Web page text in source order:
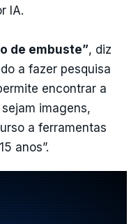
IA.
de embuste”, diz
a fazer pesquisa
encontrar a
imagens,
a ferramentas
anos”.